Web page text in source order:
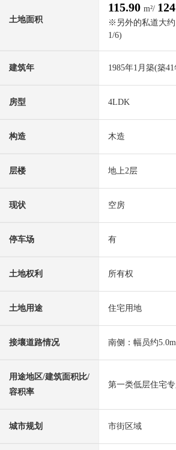
土地面积
115.90 m²/
※另外的私道大约
1/6)
建筑年 1985年1月築(築41
房型 4LDK
构造 木造
层楼 地上2层
现状 空房
停车场 有
土地权利 所有权
土地用途 住宅用地
接壤道路情况 南侧：幅员约
用途地区/建筑面积比/
容积率
第一类低层住宅
城市规划 市街区域